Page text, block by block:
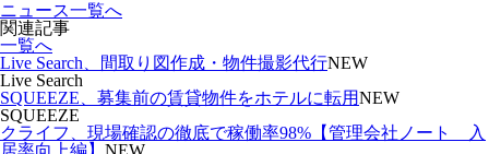
ニュース一覧へ
関連記事
一覧へ
Live Search、間取り図作成・物件撮影代行NEW
Live Search
SQUEEZE、募集前の賃貸物件をホテルに転用NEW
SQUEEZE
クライフ、現場確認の徹底で稼働率98%【管理会社ノート 入
居率向上編】 NEW